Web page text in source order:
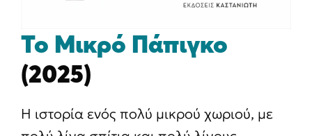
Το Μικρό Πάπιγκο
(2025)
Η ιστορία ενός πολύ μικρού χωριού, με